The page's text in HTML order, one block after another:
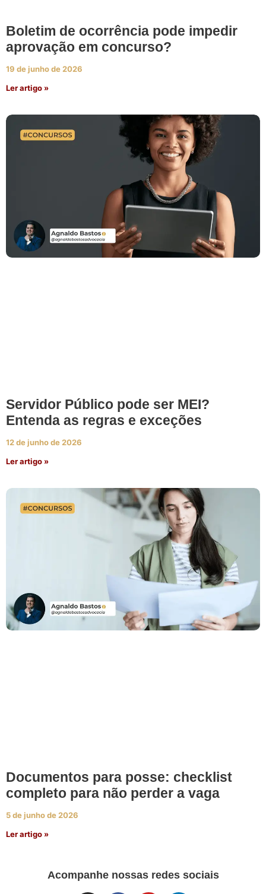
Boletim de ocorrência pode impedir
aprovação em concurso?
19 de junho de 2026
Ler artigo »
Servidor Público pode ser MEI?
Entenda as regras e exceções
12 de junho de 2026
Ler artigo »
Documentos para posse: checklist
completo para não perder a vaga
5 de junho de 2026
Ler artigo »
Acompanhe nossas redes sociais